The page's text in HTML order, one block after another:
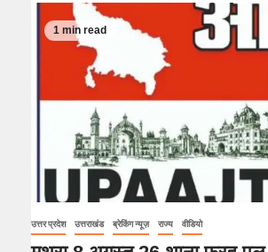
1 min read
उत्तर प्रदेश उत्तराखंड ब्रेकिंग न्यूज़ राज्य वीडियो